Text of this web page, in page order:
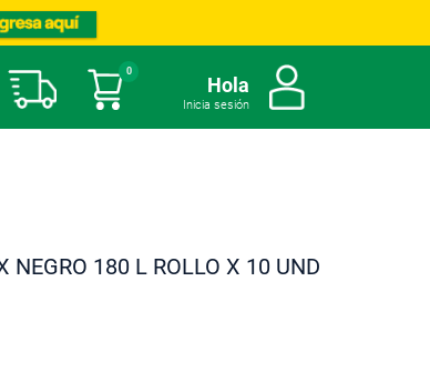
Mi carrito
0
Hola
Inicia sesión
NEGRO 180 L ROLLO X 10 UND